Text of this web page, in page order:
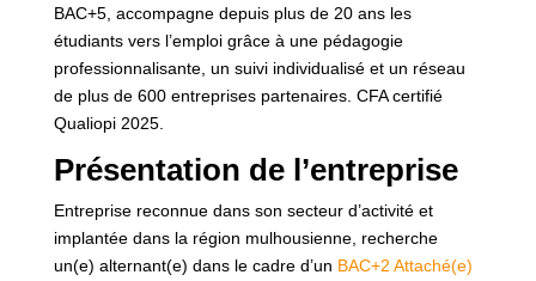
BAC+5, accompagne depuis plus de 20 ans les
étudiants vers l’emploi grâce à une pédagogie
professionnalisante, un suivi individualisé et un réseau
de plus de 600 entreprises partenaires. CFA certifié
Qualiopi 2025.
Présentation de l’entreprise
Entreprise reconnue dans son secteur d’activité et
implantée dans la région mulhousienne, recherche
un(e) alternant(e) dans le cadre d’un BAC+2 Attaché(e)